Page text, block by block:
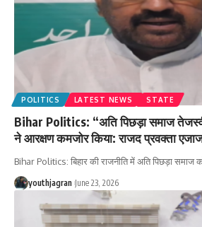
POLITICS LATEST NEWS STATE
Bihar Politics: “अति पिछड़ा समाज
ने आरक्षण कमजोर किया: राजद प्रवक्ता
Bihar Politics: बिहार की राजनीति में अति पिछड़ा समाज
youthjagran June 23, 2026